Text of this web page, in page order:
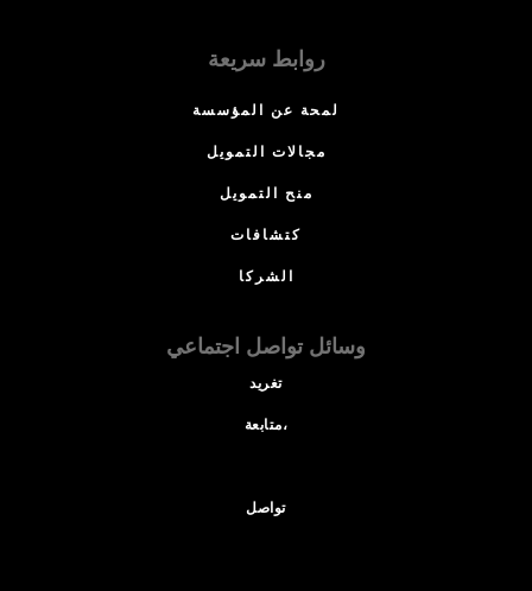
روابط سريعة
لمحة عن المؤسسة
مجالات التمويل
منح التمويل
كتشافات
الشركا
وسائل تواصل اجتماعي
تغريد
متابعة،
تواصل